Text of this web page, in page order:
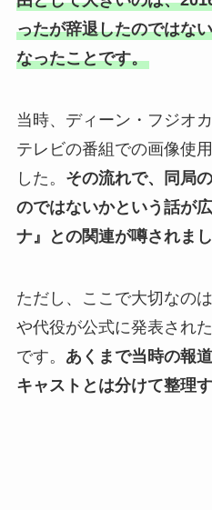
ったが辞退したのではな
なったことです。
当時、ディーン・フジオ
テレビの番組での画像使
した。 その流れで、同局
のではないかという話が
ナ』との関連が噂されまし
ただし、ここで大切なの
や代役が公式に発表され
です。 あくまで当時の報
キャストとは分けて整理